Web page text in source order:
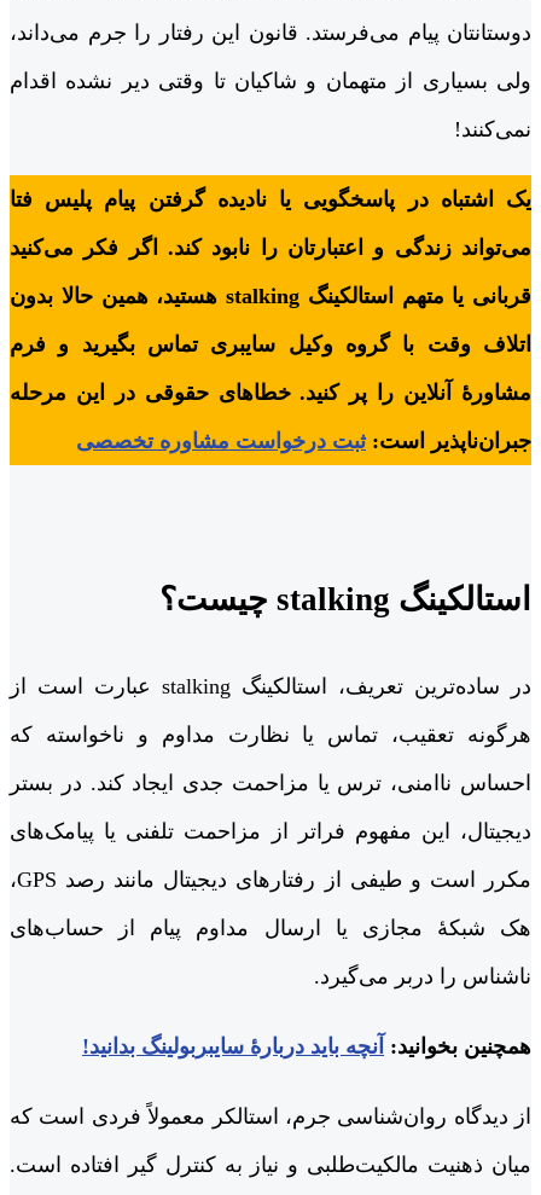
دوستانتان پیام می‌فرستد. قانون این رفتار را جرم می‌داند،
ولی بسیاری از متهمان و شاکیان تا وقتی دیر نشده اقدام
نمی‌کنند!
یک اشتباه در پاسخگویی یا نادیده گرفتن پیام پلیس فتا
می‌تواند زندگی و اعتبارتان را نابود کند. اگر فکر می‌کنید
قربانی یا متهم استالکینگ stalking هستید، همین حالا بدون
اتلاف وقت با گروه وکیل سایبری تماس بگیرید و فرم
مشاورۀ آنلاین را پر کنید. خطاهای حقوقی در این مرحله
جبران‌ناپذیر است:ثبت درخواست مشاوره تخصصی
استالکینگ stalking چیست؟
در ساده‌ترین تعریف، استالکینگ stalking عبارت است از
هرگونه تعقیب، تماس یا نظارت مداوم و ناخواسته که
احساس ناامنی، ترس یا مزاحمت جدی ایجاد کند. در بستر
دیجیتال، این مفهوم فراتر از مزاحمت تلفنی یا پیامک‌های
مکرر است و طیفی از رفتارهای دیجیتال مانند رصد GPS،
هک شبکۀ مجازی یا ارسال مداوم پیام از حساب‌های
ناشناس را دربر می‌گیرد.
همچنین بخوانید: آنچه باید دربارۀ سایبربولینگ بدانید!
از دیدگاه روان‌شناسی جرم، استالکر معمولاً فردی است که
میان ذهنیت مالکیت‌طلبی و نیاز به کنترل گیر افتاده است.